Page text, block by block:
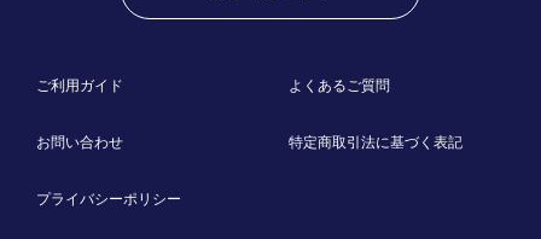
ご利用ガイド よくあるご質問
お問い合わせ 特定商取引法に基づく表記
プライバシーポリシー